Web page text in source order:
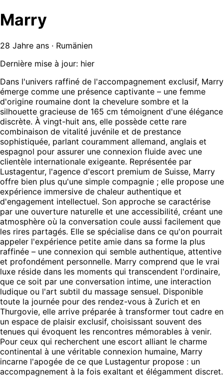
Marry
28 Jahre ans · Rumänien
Dernière mise à jour: hier
Dans l'univers raffiné de l'accompagnement exclusif, Marry
émerge comme une présence captivante – une femme
d'origine roumaine dont la chevelure sombre et la
silhouette gracieuse de 165 cm témoignent d'une élégance
discrète. À vingt-huit ans, elle possède cette rare
combinaison de vitalité juvénile et de prestance
sophistiquée, parlant couramment allemand, anglais et
espagnol pour assurer une connexion fluide avec une
clientèle internationale exigeante. Représentée par
Lustagentur, l'agence d'escort premium de Suisse, Marry
offre bien plus qu'une simple compagnie ; elle propose une
expérience immersive de chaleur authentique et
d'engagement intellectuel. Son approche se caractérise
par une ouverture naturelle et une accessibilité, créant une
atmosphère où la conversation coule aussi facilement que
les rires partagés. Elle se spécialise dans ce qu'on pourrait
appeler l'expérience petite amie dans sa forme la plus
raffinée – une connexion qui semble authentique, attentive
et profondément personnelle. Marry comprend que le vrai
luxe réside dans les moments qui transcendent l'ordinaire,
que ce soit par une conversation intime, une interaction
ludique ou l'art subtil du massage sensuel. Disponible
toute la journée pour des rendez-vous à Zurich et en
Thurgovie, elle arrive préparée à transformer tout cadre en
un espace de plaisir exclusif, choisissant souvent des
tenues qui évoquent les rencontres mémorables à venir.
Pour ceux qui recherchent une escort alliant le charme
continental à une véritable connexion humaine, Marry
incarne l'apogée de ce que Lustagentur propose : un
accompagnement à la fois exaltant et élégamment discret.